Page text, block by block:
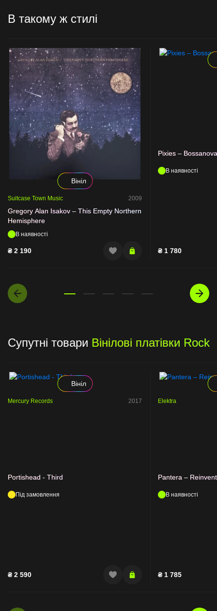
В такому ж стилі
Вініл
Suitcase Town Music 2009
Gregory Alan Isakov – This Empty Northern
Hemisphere
В наявності
₴ 2 190
Pixies – Bossanova
В наявності
₴ 1 780
Супутні товари Вінілові платівки Rock
Вініл
Mercury Records 2017
Portishead - Third
Під замовлення
₴ 2 590
Elektra
Pantera –
В наявності
₴ 1 785